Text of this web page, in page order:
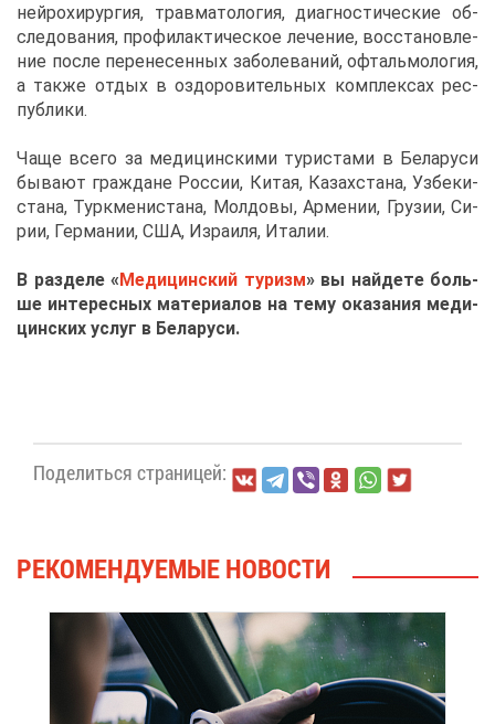
ней­ро­хи­рур­гия, трав­ма­то­ло­гия, ди­а­гно­сти­че­ские об­
сле­до­ва­ния, про­фи­лак­ти­че­ское ле­че­ние, вос­ста­нов­ле­
ние по­сле пе­ре­не­сен­ных за­бо­ле­ва­ний, оф­таль­мо­ло­гия,
а та­к­же от­дых в оздо­ро­ви­тель­ных ком­плек­сах рес­
пуб­ли­ки.
Ча­ще все­го за ме­ди­цин­ски­ми ту­ри­ста­ми в Бе­ла­ру­си
бы­ва­ют граж­дане Рос­сии, Ки­тая, Ка­зах­ста­на, Уз­бе­ки­
ста­на, Турк­ме­ни­ста­на, Мол­до­вы, Ар­ме­нии, Гру­зии, Си­
рии, Гер­ма­нии, США, Из­ра­и­ля, Ита­лии.
В раз­де­ле «Ме­ди­цин­ский ту­ризм» вы най­де­те боль­
ше ин­те­рес­ных ма­те­ри­а­лов на те­му ока­за­ния ме­ди­
цин­ских услуг в Бе­ла­ру­си.
По­де­лить­ся стра­ни­цей:
РЕ­КО­МЕН­ДУ­Е­МЫЕ НО­ВО­СТИ